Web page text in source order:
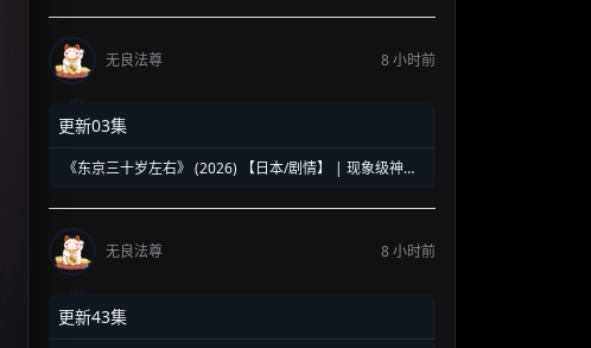
异世界神作
无良法尊
8 小时前
更新03集
《东京三十岁左右》 (2026) 【日本/剧情】 | 现象级神剧
无良法尊 8 小时前
更新43集